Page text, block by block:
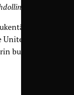
bussilla.